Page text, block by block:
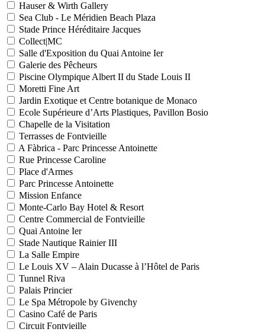
Hauser & Wirth Gallery
Sea Club - Le Méridien Beach Plaza
Stade Prince Héréditaire Jacques
Collect|MC
Salle d'Exposition du Quai Antoine Ier
Galerie des Pêcheurs
Piscine Olympique Albert II du Stade Louis II
Moretti Fine Art
Jardin Exotique et Centre botanique de Monaco
Ecole Supérieure d’Arts Plastiques, Pavillon Bosio
Chapelle de la Visitation
Terrasses de Fontvieille
A Fàbrica - Parc Princesse Antoinette
Rue Princesse Caroline
Place d'Armes
Parc Princesse Antoinette
Mission Enfance
Monte-Carlo Bay Hotel & Resort
Centre Commercial de Fontvieille
Quai Antoine Ier
Stade Nautique Rainier III
La Salle Empire
Le Louis XV – Alain Ducasse à l’Hôtel de Paris
Tunnel Riva
Palais Princier
Le Spa Métropole by Givenchy
Casino Café de Paris
Circuit Fontvieille